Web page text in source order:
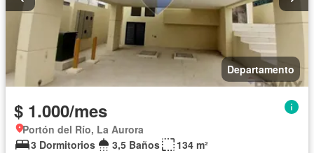
Departamento
$ 1.000/mes
Portón del Río, La Aurora
3 Dormitorios
3,5 Baños
134 m²